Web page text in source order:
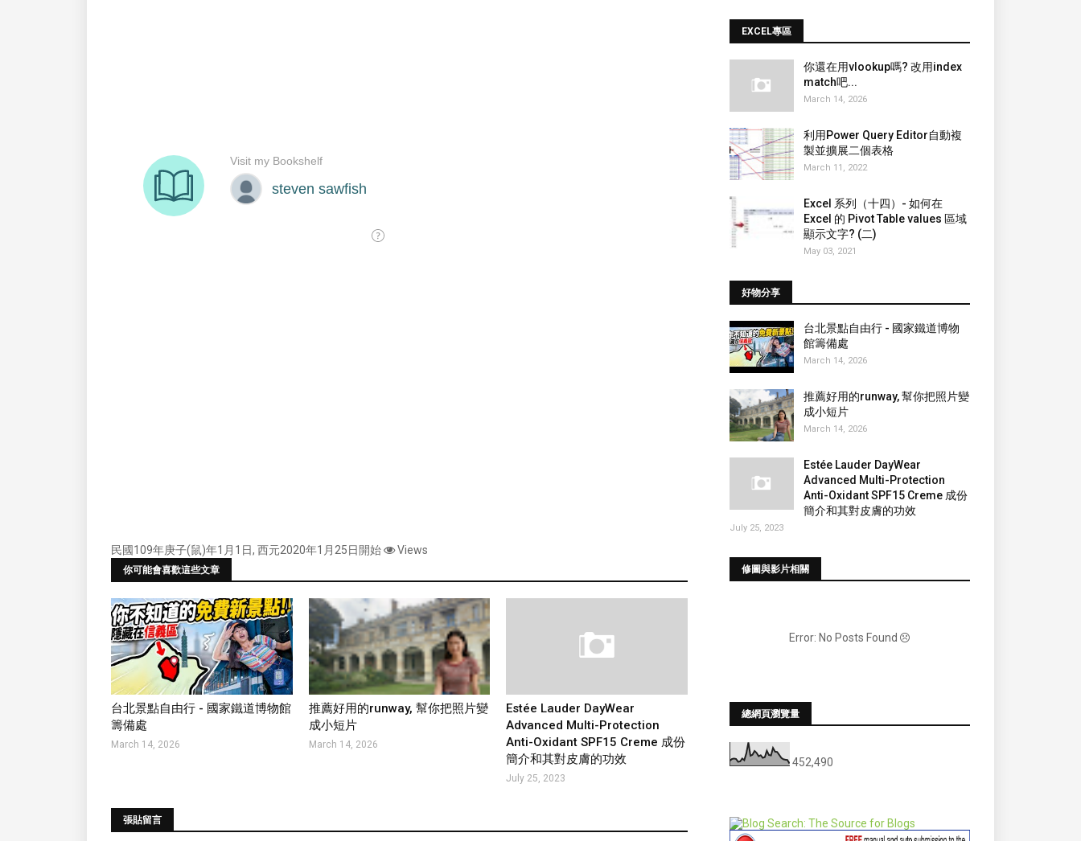
民國109年庚子(鼠)年1月1日, 西元2020年1月25日開始 Views
你可能會喜歡這些文章
台北景點自由行 - 國家鐵道博物館
籌備處
March 14, 2026
推薦好用的runway, 幫你把照片變
成小短片
March 14, 2026
Estée Lauder DayWear
Advanced Multi-Protection
Anti-Oxidant SPF15 Creme 成份
簡介和其對皮膚的功效
July 25, 2023
張貼留言
EXCEL專區
你還在用vlookup嗎? 改用index
match吧...
March 14, 2026
利用Power Query Editor自動複
製並擴展二個表格
March 11, 2022
Excel 系列（十四）- 如何在
Excel 的 Pivot Table values 區域
顯示文字? (二)
May 03, 2021
好物分享
台北景點自由行 - 國家鐵道博物
館籌備處
March 14, 2026
推薦好用的runway, 幫你把照片變
成小短片
March 14, 2026
Estée Lauder DayWear
Advanced Multi-Protection
Anti-Oxidant SPF15 Creme 成份
簡介和其對皮膚的功效
July 25, 2023
修圖與影片相關
Error: No Posts Found
總網頁瀏覽量
452,490